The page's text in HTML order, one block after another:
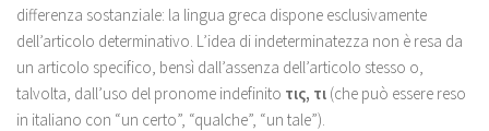
differenza sostanziale: la lingua greca dispone esclusivamente
dell’articolo determinativo. L’idea di indeterminatezza non è resa da
un articolo specifico, bensì dall’assenza dell’articolo stesso o,
talvolta, dall’uso del pronome indefinito τις, τι (che può essere reso
in italiano con “un certo”, “qualche”, “un tale”).